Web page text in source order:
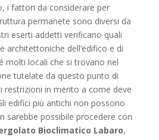
i fattori da considerare per
permanete sono diversi da
eserti addetti verificano quali
architettoniche dell’edifico e di
molti locali che si trovano nel
tutelate da questo punto di
restrizioni in merito a come deve
edifici più antichi non possono
sarebbe possibile procedere con
Bioclimatico Labaro,